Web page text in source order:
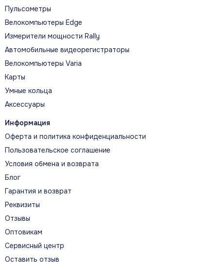
Пульсометры
Велокомпьютеры Edge
Измерители мощности Rally
Автомобильные видеорегистраторы
Велокомпьютеры Varia
Карты
Умные кольца
Аксессуары
Информация
Оферта и политика конфиденциальности
Пользовательское соглашение
Условия обмена и возврата
Блог
Гарантия и возврат
Реквизиты
Отзывы
Оптовикам
Сервисный центр
Оставить отзыв